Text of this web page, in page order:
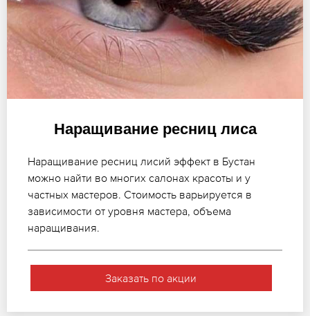
Наращивание ресниц лиса
Наращивание ресниц лисий эффект в Бустан
можно найти во многих салонах красоты и у
частных мастеров. Стоимость варьируется в
зависимости от уровня мастера, объема
наращивания.
Заказать по акции